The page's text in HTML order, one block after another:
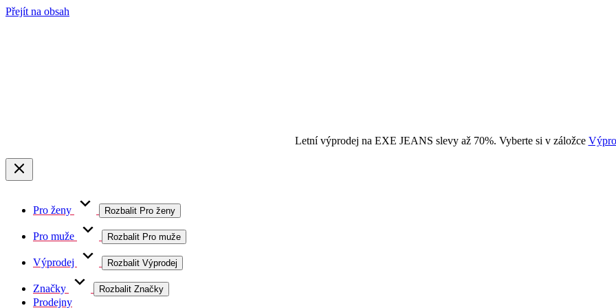
Přejít na obsah
Letní výprodej na EXE JEANS slevy až 70%. Vyberte si v záložce
Pro ženy Rozbalit Pro ženy
Pro muže Rozbalit Pro muže
Výprodej Rozbalit Výprodej
Značky Rozbalit Značky
Prodejny